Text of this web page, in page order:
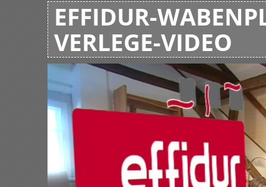
EFFIDUR-
VERLEGE-VIDEO